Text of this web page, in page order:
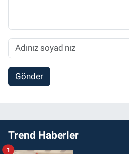
Gönder
Trend Haberler
1